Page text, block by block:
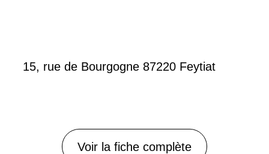
15, rue de Bourgogne 87220 Feytiat
Voir la fiche complète